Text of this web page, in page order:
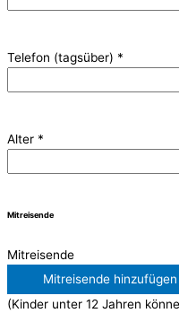
Telefon (tagsüber) *
Alter *
Mitreisende
Mitreisende
Mitreisende hinzufügen
(Kinder unter 12 Jahren